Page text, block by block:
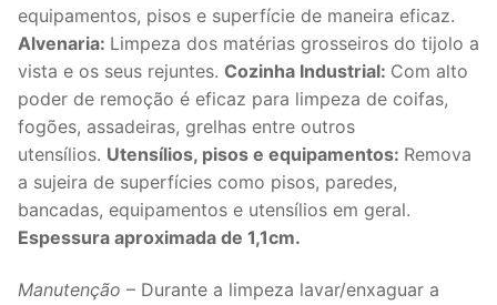
equipamentos, pisos e superfície de maneira eficaz.
Alvenaria: Limpeza dos matérias grosseiros do tijolo a
vista e os seus rejuntes. Cozinha Industrial: Com alto
poder de remoção é eficaz para limpeza de coifas,
fogões, assadeiras, grelhas entre outros
utensílios. Utensílios, pisos e equipamentos: Remova
a sujeira de superfícies como pisos, paredes,
bancadas, equipamentos e utensílios em geral.
Espessura aproximada de 1,1cm.
Manutenção – Durante a limpeza lavar/enxaguar a